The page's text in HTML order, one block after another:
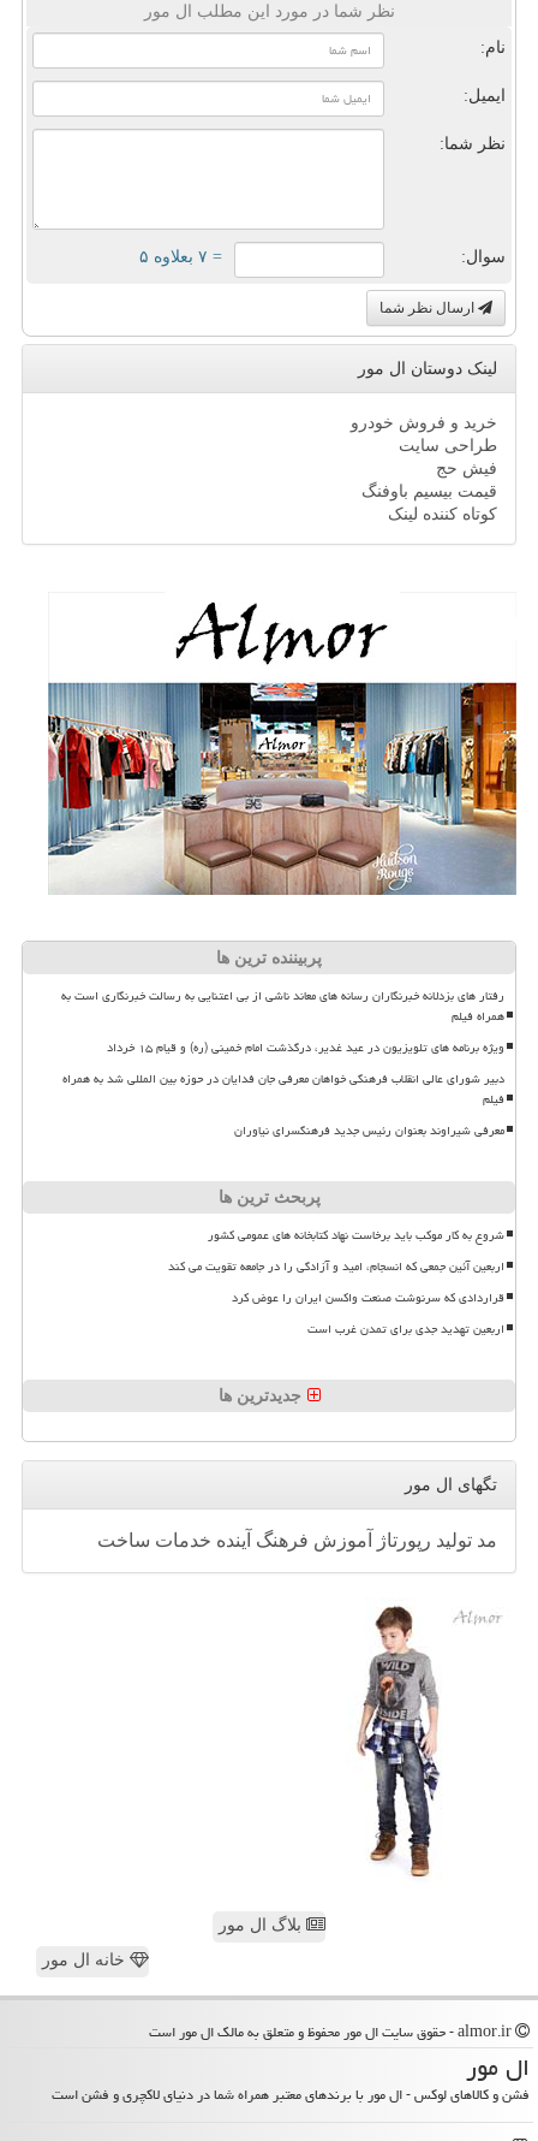
نظر شما در مورد این مطلب ال مور
نام:
ایمیل:
نظر شما:
سوال: = ۷ بعلاوه ۵
ارسال نظر شما
لینک دوستان ال مور
خرید و فروش خودرو
طراحی سایت
فیش حج
قیمت بیسیم باوفنگ
کوتاه کننده لینک
پربیننده ترین ها
رفتار های بزدلانه خبرنگاران رسانه های معاند ناشی از بی اعتنایی به رسالت خبرنگاری است به
همراه فیلم
ویژه برنامه های تلویزیون در عید غدیر، درگذشت امام خمینی (ره) و قیام ۱۵ خرداد
دبیر شورای عالی انقلاب فرهنگی خواهان معرفی جان فدایان در حوزه بین المللی شد به همراه
فیلم
معرفی شیراوند بعنوان رئیس جدید فرهنگسرای نیاوران
پربحث ترین ها
شروع به کار موکب باید برخاست نهاد کتابخانه های عمومی کشور
اربعین آئین جمعی که انسجام، امید و آزادگی را در جامعه تقویت می کند
قراردادی که سرنوشت صنعت واکسن ایران را عوض کرد
اربعین تهدید جدی برای تمدن غرب است
جدیدترین ها
تگهای ال مور
مد تولید رپورتاژ آموزش فرهنگ آینده خدمات ساخت
بلاگ ال مور
خانه ال مور
ال مور
فشن و کالاهای لوکس - ال مور با برندهای معتبر همراه شما در دنیای لاکچری و فشن است